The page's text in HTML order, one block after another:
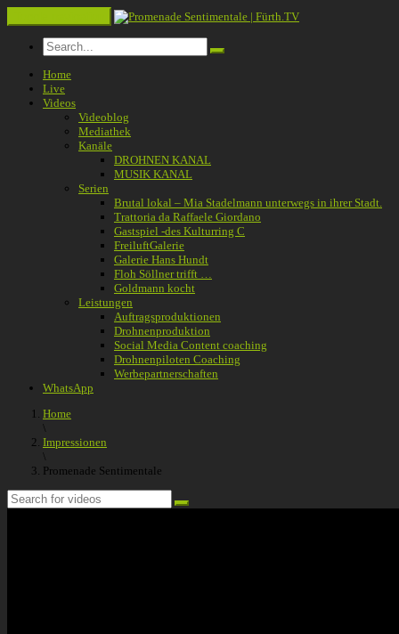
Home
Live
Videos
Videoblog
Mediathek
Kanäle
DROHNEN KANAL
MUSIK KANAL
Serien
Brutal lokal – Mia Stadelmann unterwegs in ihrer Stadt.
Trattoria da Raffaele Giordano
Gastspiel -des Kulturring C
FreiluftGalerie
Galerie Hans Hundt
Floh Söllner trifft …
Goldmann kocht
Leistungen
Auftragsproduktionen
Drohnenproduktion
Social Media Content coaching
Drohnenpiloten Coaching
Werbepartnerschaften
WhatsApp
Home
\
Impressionen
\
Promenade Sentimentale